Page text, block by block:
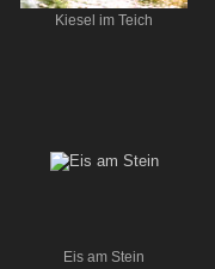
Kiesel im Teich
Eis am Stein